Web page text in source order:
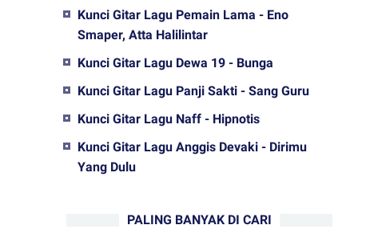
Kunci Gitar Lagu Pemain Lama - Eno
Smaper, Atta Halilintar
Kunci Gitar Lagu Dewa 19 - Bunga
Kunci Gitar Lagu Panji Sakti - Sang Guru
Kunci Gitar Lagu Naff - Hipnotis
Kunci Gitar Lagu Anggis Devaki - Dirimu
Yang Dulu
PALING BANYAK DI CARI